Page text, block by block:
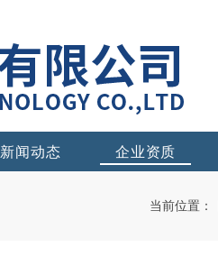
新闻动态 企业资质
当前位置：